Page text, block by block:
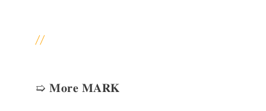
//
➯ 𝐌𝐨𝐫𝐞 𝐌𝐀𝐑𝐊